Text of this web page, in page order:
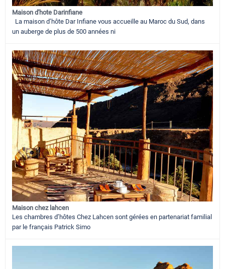
Maison d'hote Darinfiane
La maison d’hôte Dar Infiane vous accueille au Maroc du Sud, dans
un auberge de plus de 500 années ni
Maison chez lahcen
Les chambres d’hôtes Chez Lahcen sont gérées en partenariat familial
par le français Patrick Simo